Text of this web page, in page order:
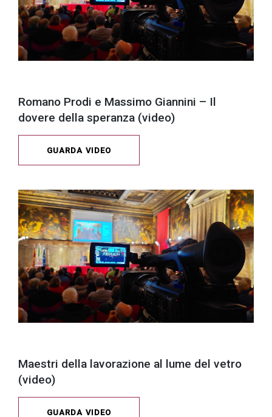
Romano Prodi e Massimo Giannini – Il
dovere della speranza (video)
GUARDA VIDEO
Maestri della lavorazione al lume del vetro
(video)
GUARDA VIDEO